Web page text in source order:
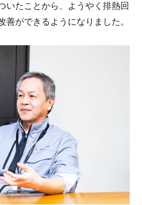
いたことから、ようやく排熱回
善ができるようになりました。